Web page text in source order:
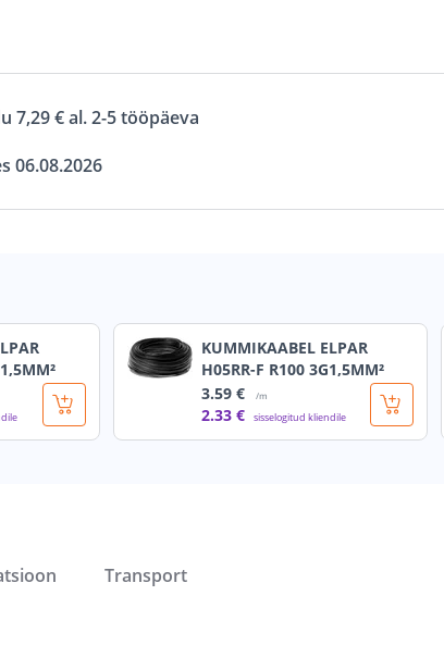
7,29 € al. 2-5 tööpäeva
06.08.2026
KUMMIKAABEL ELPAR
H05RR-F R100 3G1,5MM²
3.59 € /m
2.33 € sisselogitud kliendile
Transport